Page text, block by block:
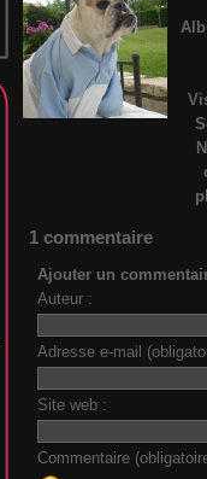
1 commentaire
Ajouter un
Auteur :
Adresse e-mail
Site web :
Commentaire